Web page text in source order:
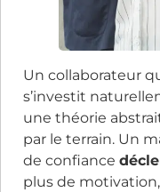
Un collaborateur
s’investit
une théorie
par le terrain. Un
de confiance
plus de